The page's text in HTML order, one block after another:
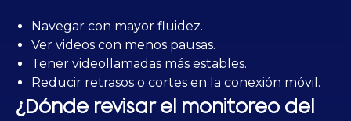
Navegar con mayor fluidez.
Ver videos con menos pausas.
Tener videollamadas más estables.
Reducir retrasos o cortes en la conexión móvil.
¿Dónde revisar el monitoreo del